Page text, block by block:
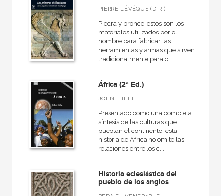
MATERIAS
Arqueología
Actual
Prehistoria
Grecia
Egipto
Medieval
PIERRE LÉVÊQUE (DIR.)
Piedra y bronce, estos son los
materiales utilizados por el
hombre para fabricar las
herramientas y armas que sirven
tradicionalmente para c...
África (2ª Ed.)
JOHN ILIFFE
Presentado como una completa
síntesis de las culturas que
pueblan el continente, esta
historia de África no omite las
relaciones entre los c...
Historia eclesiástica del
pueblo de los anglos